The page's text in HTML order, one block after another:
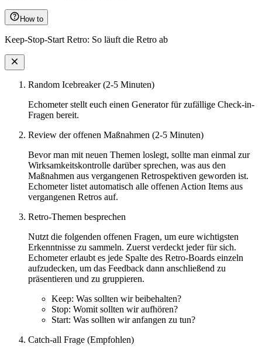
How to
Keep-Stop-Start Retro: So läuft die Retro ab
Random Icebreaker (2-5 Minuten)
Echometer stellt euch einen Generator für zufällige Check-in-
Fragen bereit.
Review der offenen Maßnahmen (2-5 Minuten)
Bevor man mit neuen Themen loslegt, sollte man einmal zur
Wirksamkeitskontrolle darüber sprechen, was aus den
Maßnahmen aus vergangenen Retrospektiven geworden ist.
Echometer listet automatisch alle offenen Action Items aus
vergangenen Retros auf.
Retro-Themen besprechen
Nutzt die folgenden offenen Fragen, um eure wichtigsten
Erkenntnisse zu sammeln. Zuerst verdeckt jeder für sich.
Echometer erlaubt es jede Spalte des Retro-Boards einzeln
aufzudecken, um das Feedback dann anschließend zu
präsentieren und zu gruppieren.
Keep: Was sollten wir beibehalten?
Stop: Womit sollten wir aufhören?
Start: Was sollten wir anfangen zu tun?
Catch-all Frage (Empfohlen)